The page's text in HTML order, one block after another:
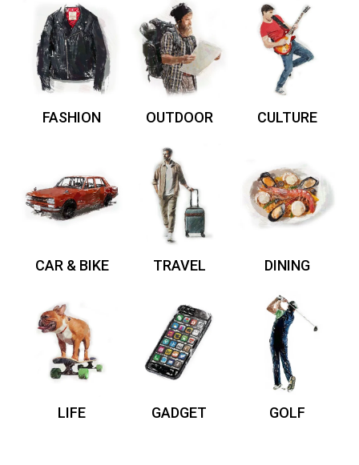
FASHION OUTDOOR CULTURE
CAR & BIKE TRAVEL DINING
LIFE GADGET GOLF